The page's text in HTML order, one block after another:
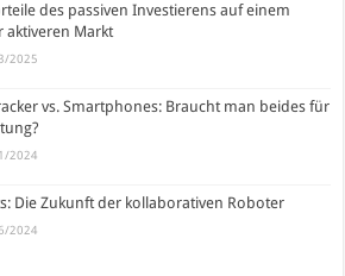
des passiven Investierens auf einem
aktiveren Markt
2025
vs. Smartphones: Braucht man beides für
2024
Die Zukunft der kollaborativen Roboter
2024